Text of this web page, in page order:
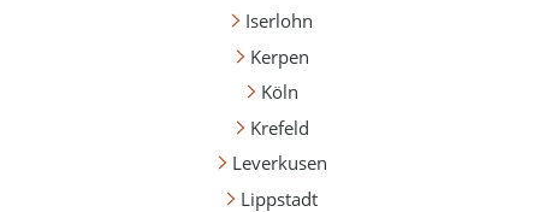
Iserlohn
Kerpen
Köln
Krefeld
Leverkusen
Lippstadt